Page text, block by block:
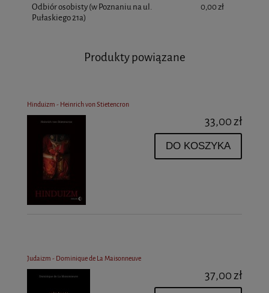
Odbiór osobisty(w Poznaniu na ul.
Pułaskiego 21a)
0,00 zł
Produkty powiązane
Hinduizm - Heinrich von Stietencron
33,00 zł
DO KOSZYKA
Judaizm - Dominique de La Maisonneuve
37,00 zł